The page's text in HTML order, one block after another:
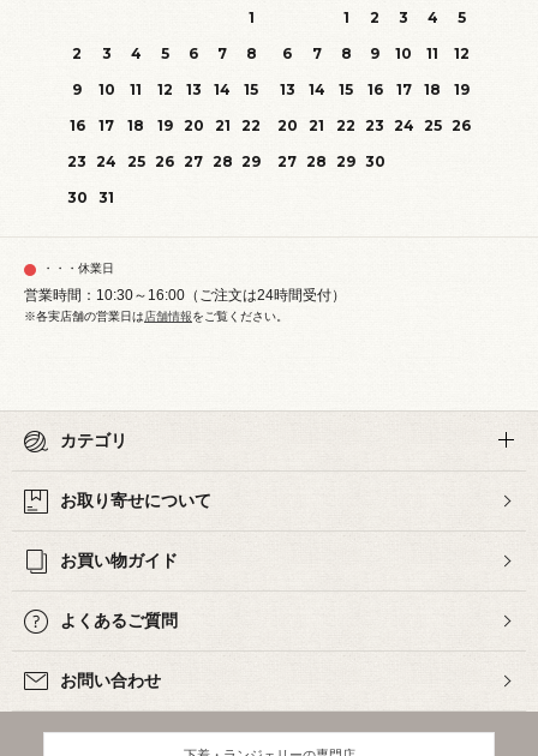
1
2
3 4 5 6 7
8
9
10 11 12 13 14
15
16
17 18 19 20 21
22
23 24 25 26 27 28 29
30
31
1 2 3 4
5
6
7 8 9 10 11
12
13
14 15 16 17 18
19
20
21 22 23 24 25 26
27 28 29 30
・・・休業日
営業時間：10:30～16:00（ご注文は24時間受付）
※各実店舗の営業日は店舗情報をご覧ください。
カテゴリ
お取り寄せについて
お買い物ガイド
よくあるご質問
お問い合わせ